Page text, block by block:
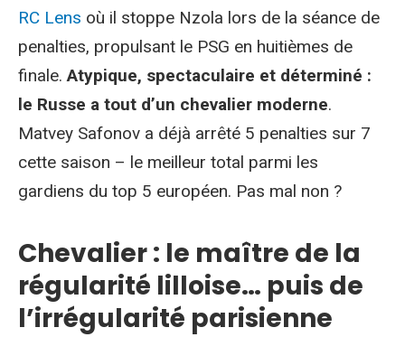
RC Lens où il stoppe Nzola lors de la séance de
penalties, propulsant le PSG en huitièmes de
finale.Atypique, spectaculaire et déterminé :
le Russe a tout d’un chevalier moderne.
Matvey Safonov a déjà arrêté 5 penalties sur 7
cette saison – le meilleur total parmi les
gardiens du top 5 européen. Pas mal non ?
Chevalier : le maître de la
régularité lilloise… puis de
l’irrégularité parisienne